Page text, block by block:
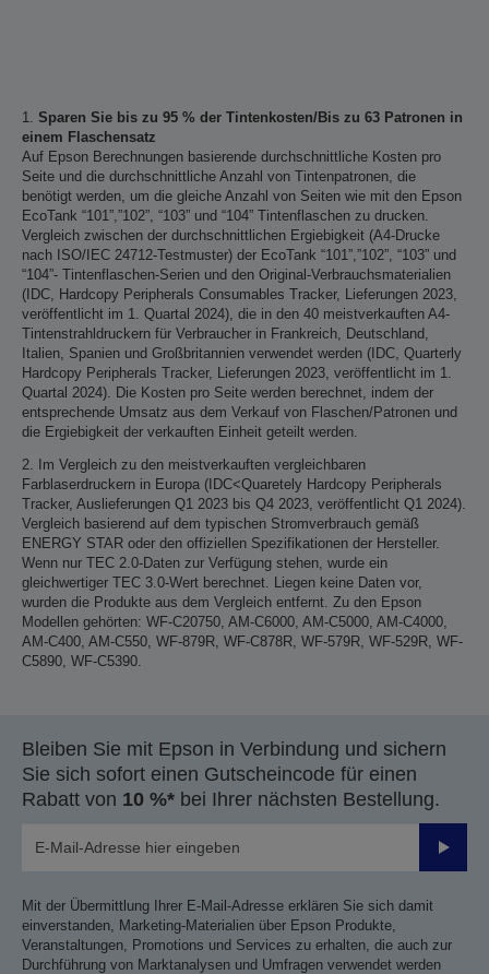
1. Sparen Sie bis zu 95 % der Tintenkosten/Bis zu 63 Patronen in
einem Flaschensatz
Auf Epson Berechnungen basierende durchschnittliche Kosten pro
Seite und die durchschnittliche Anzahl von Tintenpatronen, die
benötigt werden, um die gleiche Anzahl von Seiten wie mit den Epson
EcoTank “101”,”102”, “103” und “104” Tintenflaschen zu drucken.
Vergleich zwischen der durchschnittlichen Ergiebigkeit (A4-Drucke
nach ISO/IEC 24712-Testmuster) der EcoTank “101”,”102”, “103” und
“104”- Tintenflaschen-Serien und den Original-Verbrauchsmaterialien
(IDC, Hardcopy Peripherals Consumables Tracker, Lieferungen 2023,
veröffentlicht im 1. Quartal 2024), die in den 40 meistverkauften A4-
Tintenstrahldruckern für Verbraucher in Frankreich, Deutschland,
Italien, Spanien und Großbritannien verwendet werden (IDC, Quarterly
Hardcopy Peripherals Tracker, Lieferungen 2023, veröffentlicht im 1.
Quartal 2024). Die Kosten pro Seite werden berechnet, indem der
entsprechende Umsatz aus dem Verkauf von Flaschen/Patronen und
die Ergiebigkeit der verkauften Einheit geteilt werden.
2. Im Vergleich zu den meistverkauften vergleichbaren
Farblaserdruckern in Europa (IDC<Quaretely Hardcopy Peripherals
Tracker, Auslieferungen Q1 2023 bis Q4 2023, veröffentlicht Q1 2024).
Vergleich basierend auf dem typischen Stromverbrauch gemäß
ENERGY STAR oder den offiziellen Spezifikationen der Hersteller.
Wenn nur TEC 2.0-Daten zur Verfügung stehen, wurde ein
gleichwertiger TEC 3.0-Wert berechnet. Liegen keine Daten vor,
wurden die Produkte aus dem Vergleich entfernt. Zu den Epson
Modellen gehörten: WF-C20750, AM-C6000, AM-C5000, AM-C4000,
AM-C400, AM-C550, WF-879R, WF-C878R, WF-579R, WF-529R, WF-
C5890, WF-C5390.
Bleiben Sie mit Epson in Verbindung und sichern
Sie sich sofort einen Gutscheincode für einen
Rabatt von 10 %* bei Ihrer nächsten Bestellung.
Mit der Übermittlung Ihrer E-Mail-Adresse erklären Sie sich damit
einverstanden, Marketing-Materialien über Epson Produkte,
Veranstaltungen, Promotions und Services zu erhalten, die auch zur
Durchführung von Marktanalysen und Umfragen verwendet werden